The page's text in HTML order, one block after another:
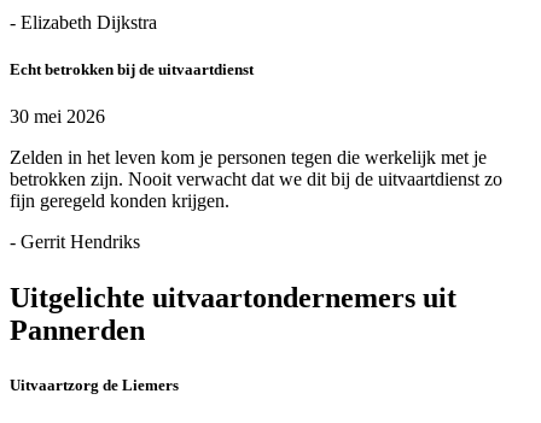
- Elizabeth Dijkstra
Echt betrokken bij de uitvaartdienst
30 mei 2026
Zelden in het leven kom je personen tegen die werkelijk met je
betrokken zijn. Nooit verwacht dat we dit bij de uitvaartdienst zo
fijn geregeld konden krijgen.
- Gerrit Hendriks
Uitgelichte uitvaartondernemers uit
Pannerden
Uitvaartzorg de Liemers